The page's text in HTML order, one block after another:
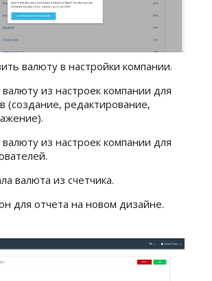
валюту в настройки компании.
из настроек компании для
(создание, редактирование,
из настроек компании для
валюта из счетчика.
для отчета на новом дизайне.